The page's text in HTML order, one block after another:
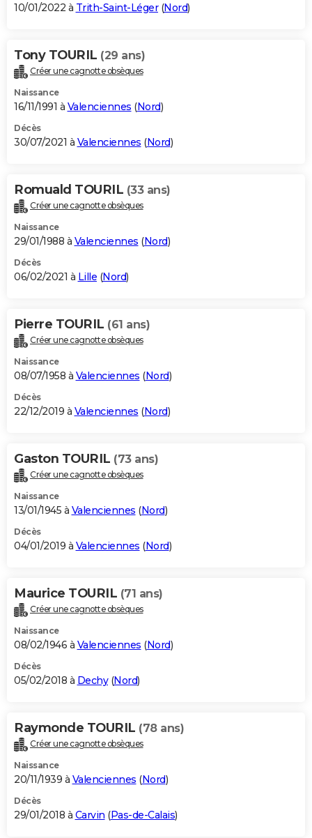
10/01/2022 à Trith-Saint-Léger(Nord)
Tony TOURIL (29 ans)
Créer une cagnotte obsèques
Naissance
16/11/1991 à Valenciennes (Nord)
Décès
30/07/2021 à Valenciennes (Nord)
Romuald TOURIL (33 ans)
Créer une cagnotte obsèques
Naissance
29/01/1988 à Valenciennes (Nord)
Décès
06/02/2021 à Lille (Nord)
Pierre TOURIL (61 ans)
Créer une cagnotte obsèques
Naissance
08/07/1958 à Valenciennes (Nord)
Décès
22/12/2019 à Valenciennes (Nord)
Gaston TOURIL (73 ans)
Créer une cagnotte obsèques
Naissance
13/01/1945 à Valenciennes (Nord)
Décès
04/01/2019 à Valenciennes (Nord)
Maurice TOURIL (71 ans)
Créer une cagnotte obsèques
Naissance
08/02/1946 à Valenciennes (Nord)
Décès
05/02/2018 à Dechy(Nord)
Raymonde TOURIL (78 ans)
Créer une cagnotte obsèques
Naissance
20/11/1939 à Valenciennes (Nord)
Décès
29/01/2018 à Carvin (Pas-de-Calais)